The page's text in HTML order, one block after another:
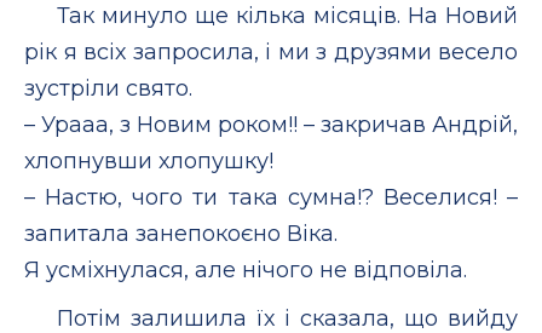
Так минуло ще кілька місяців. На Новий
рік я всіх запросила, і ми з друзями весело
зустріли свято.
– Урааа, з Новим роком!! – закричав Андрій,
хлопнувши хлопушку!
– Настю, чого ти така сумна!? Веселися! –
запитала занепокоєно Віка.
Я усміхнулася, але нічого не відповіла.
Потім залишила їх і сказала, що вийду